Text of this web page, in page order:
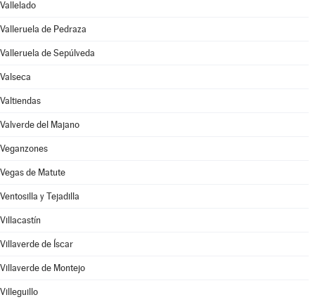
Vallelado
Valleruela de Pedraza
Valleruela de Sepúlveda
Valseca
Valtiendas
Valverde del Majano
Veganzones
Vegas de Matute
Ventosilla y Tejadilla
Villacastín
Villaverde de Íscar
Villaverde de Montejo
Villeguillo